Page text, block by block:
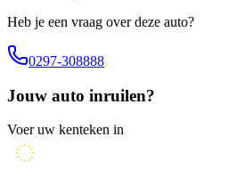
Heb je een vraag over deze auto?
0297-308888
Jouw auto inruilen?
Voer uw kenteken in